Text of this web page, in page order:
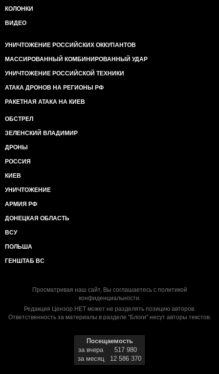
КОЛОНКИ
ВИДЕО
УНИЧТОЖЕНИЕ РОССИЙСКИХ ОККУПАНТОВ
МАССИРОВАННЫЙ КОМБИНИРОВАННЫЙ УДАР
УНИЧТОЖЕНИЕ РОССИЙСКОЙ ТЕХНИКИ
АТАКА ДРОНОВ НА РЕГИОНЫ РФ
РАКЕТНАЯ АТАКА НА КИЕВ
ОБСТРЕЛ
ЗЕЛЕНСКИЙ ВЛАДИМИР
ДРОНЫ
РОССИЯ
КИЕВ
УНИЧТОЖЕНИЕ
АРМИЯ РФ
ДОНЕЦКАЯ ОБЛАСТЬ
ВСУ
ПОЛЬША
ГЕНШТАБ ВС
Просматривая наш сайт, Вы соглашаетесь с политикой
конфиденциальности.
Редакция Цензор.НЕТ может не разделять позицию авторов.
Ответственность за материалы в разделе "Блоги" несут авторы текстов.
Посещаемость
за вчера
517 980
за месяц
12 586 370